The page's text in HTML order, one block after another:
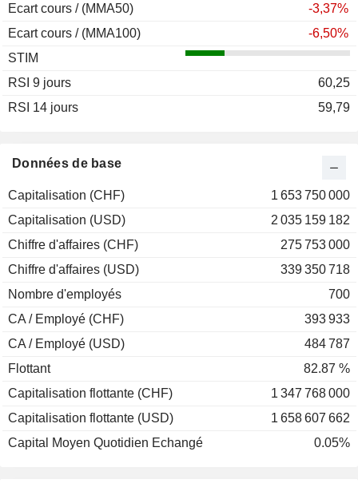
Données de base
Capitalisation (CHF)
1 653 750 000
Capitalisation (USD)
2 035 159 182
Chiffre d'affaires (CHF)
275 753 000
Chiffre d'affaires (USD)
339 350 718
Nombre d'employés
700
CA / Employé (CHF)
393 933
CA / Employé (USD)
484 787
Flottant
82.87 %
Capitalisation flottante (CHF)
1 347 768 000
Capitalisation flottante (USD)
1 658 607 662
Capital Moyen Quotidien Echangé
0.05%
Ecart cours / (MMA50)
-3,37%
Ecart cours / (MMA100)
-6,50%
STIM
RSI 9 jours
60,25
RSI 14 jours
59,79